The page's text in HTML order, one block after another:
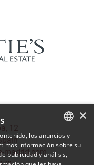
12
madrid.com
SPANISH
ENGLISH
×
los anuncios y
información sobre su
publicidad y análisis,